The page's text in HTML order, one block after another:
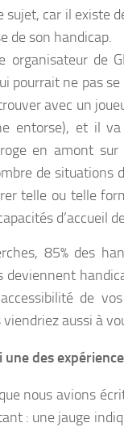
sujet, car il existe
de son handicap.
organisateur de
pourrait ne pas
avec un
entorse), et il
en amont
de situations
telle ou telle
d’accueil
85% des
de
aussi à
des
nous avions
: une jauge